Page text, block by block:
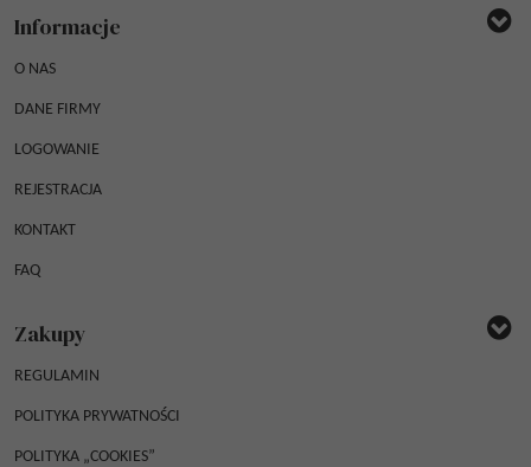
Informacje
O NAS
DANE FIRMY
LOGOWANIE
REJESTRACJA
KONTAKT
FAQ
Zakupy
REGULAMIN
POLITYKA PRYWATNOŚCI
POLITYKA „COOKIES”